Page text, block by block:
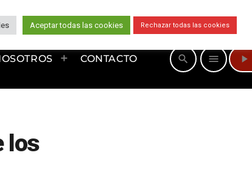
CONTACTO search menu play_arrow
los
Aceptar todas las cookies Rechazar todas las cookies